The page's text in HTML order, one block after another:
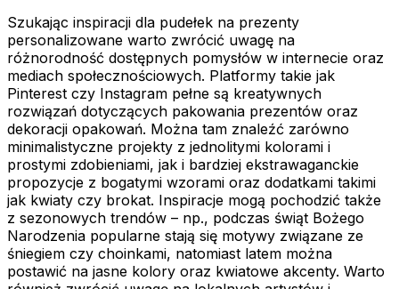
Szukając inspiracji dla pudełek na prezenty
personalizowane warto zwrócić uwagę na
różnorodność dostępnych pomysłów w internecie oraz
mediach społecznościowych. Platformy takie jak
Pinterest czy Instagram pełne są kreatywnych
rozwiązań dotyczących pakowania prezentów oraz
dekoracji opakowań. Można tam znaleźć zarówno
minimalistyczne projekty z jednolitymi kolorami i
prostymi zdobieniami, jak i bardziej ekstrawaganckie
propozycje z bogatymi wzorami oraz dodatkami takimi
jak kwiaty czy brokat. Inspiracje mogą pochodzić także
z sezonowych trendów – np., podczas świąt Bożego
Narodzenia popularne stają się motywy związane ze
śniegiem czy choinkami, natomiast latem można
postawić na jasne kolory oraz kwiatowe akcenty. Warto